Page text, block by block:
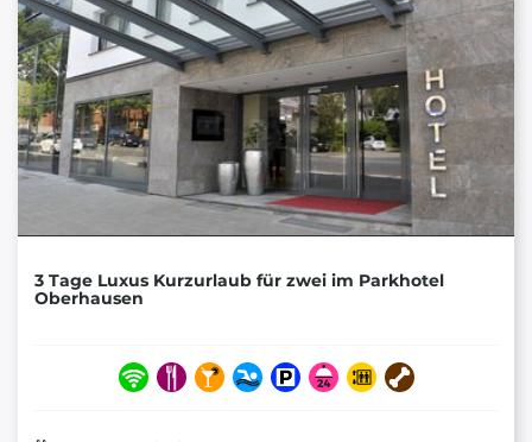
3 Tage Luxus Kurzurlaub für zwei im Parkhotel
Oberhausen